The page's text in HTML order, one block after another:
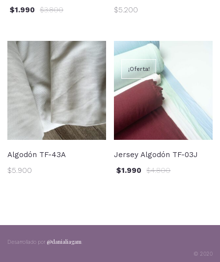
$3.800
$1.990
$5.200
Algodón TF-43A
$5.900
¡Oferta!
Jersey Algodón TF-03J
$4.800
$1.990
Desarrollado por @danialiagam
© 2020